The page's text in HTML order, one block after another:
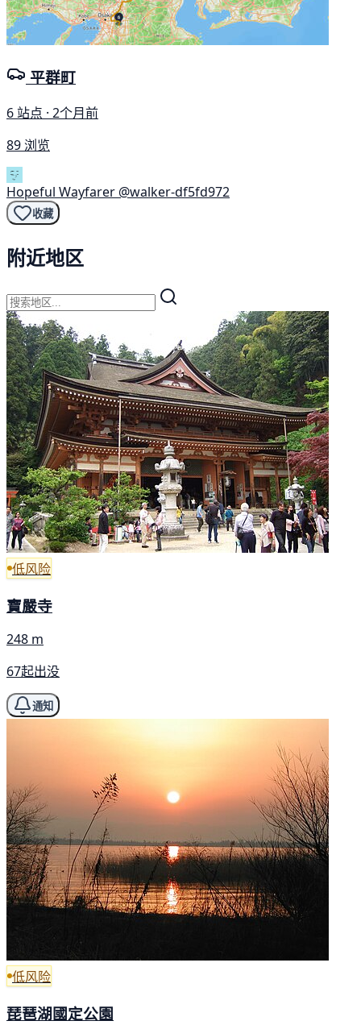
平群町
6 站点 · 2个月前
89 浏览
Hopeful Wayfarer @walker-df5fd972
收藏
附近地区
低风险
寶嚴寺
248 m
67起出没
通知
低风险
琵琶湖國定公園